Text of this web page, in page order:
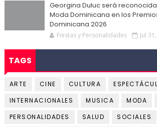
Georgina Duluc será
Moda Dominicana en los
Dominicana 2026
Fiestas y Personalidades Jul
TAGS
ARTE CINE CULTURA
INTERNACIONALES
MUSICA MODA
PERSONALIDADES
SALUD SOCIALES